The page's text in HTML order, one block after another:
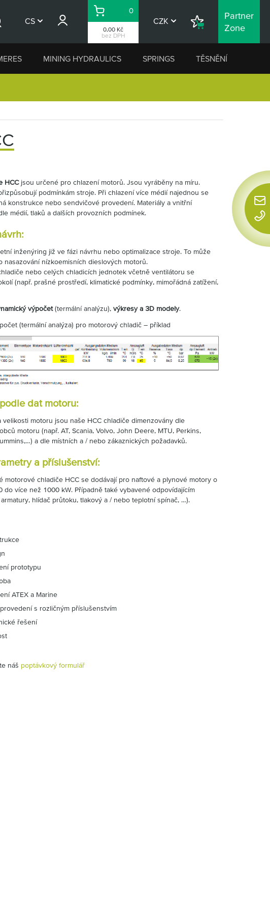
CS
0,00 Kč
bez DPH
Košík
0
CZK
Nákupní
Partner
Zone
MINING HYDRAULICS SPRINGS TĚSNĚNÍ
HCCjsou určené pro chlazení motorů. Jsou vyráběny na míru.
podmínkám stroje. Při chlazení více médií najednou se
konstrukce nebo sendvičové provedení. Materiály a vnitřní
médií, tlaků a dalších provozních podmínek.
inženýring již ve fázi návrhu nebo optimalizace stroje. To může
nasazování nízkoemisních dieslových motorů.
nebo celých chladicích jednotek včetně ventilátoru se
(např. prašné prostředí, klimatické podmínky, mimořádná zatížení,
výpočet(termální analýzu), výkresy a 3D modely.
(termální analýza) pro motorový chladič – příklad
dat motoru:
velikosti motoru jsou naše HCC chladiče dimenzovány dle
motoru (např. AT, Scania, Volvo, John Deere, MTU, Perkins,
a dle místních a / nebo zákaznických požadavků.
a příslušenství:
motorové chladiče HCC se dodávají pro naftové a plynové motory o
do více než 1000 kW. Případně také vybavené odpovídajícím
hlídač průtoku, tlakový a / nebo teplotní spínač, …).
prototypu
ATEX a Marine
s rozličným příslušenstvím
řešení
náš poptávkový formulář